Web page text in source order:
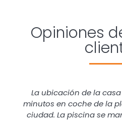
Opiniones
La ubicación de la
minutos en coche de la
ciudad. La piscina se